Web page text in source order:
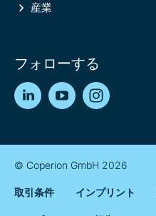
産業
フォローする
LinkedInYouTube
© Coperion GmbH 2026
取引条件 インプリント